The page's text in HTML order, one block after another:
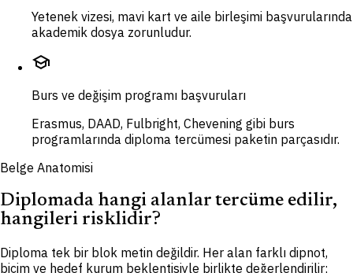
Yetenek vizesi, mavi kart ve aile birleşimi başvurularında
akademik dosya zorunludur.
school
Burs ve değişim programı başvuruları
Erasmus, DAAD, Fulbright, Chevening gibi burs
programlarında diploma tercümesi paketin parçasıdır.
Belge Anatomisi
Diplomada hangi alanlar tercüme edilir,
hangileri risklidir?
Diploma tek bir blok metin değildir. Her alan farklı dipnot,
biçim ve hedef kurum beklentisiyle birlikte değerlendirilir;